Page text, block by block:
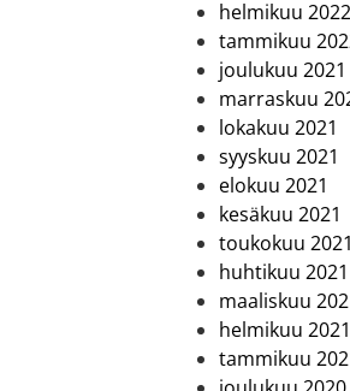
helmikuu 2022
tammikuu
joulukuu 2021
marraskuu
lokakuu 2021
syyskuu 2021
elokuu 2021
kesäkuu 2021
toukokuu 2021
huhtikuu 2021
maaliskuu
helmikuu 2021
tammikuu